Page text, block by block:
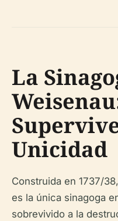
La
Unicidad
Construida en 1737/
es la única sinagoga
sobrevivido a la